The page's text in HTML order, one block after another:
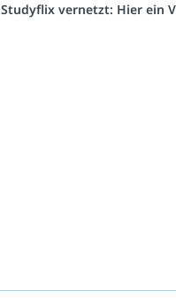
Studyflix vernetzt: Hier ein